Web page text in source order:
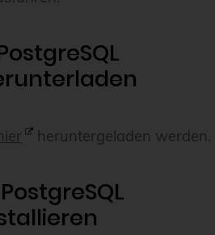
heruntergeladen werden.